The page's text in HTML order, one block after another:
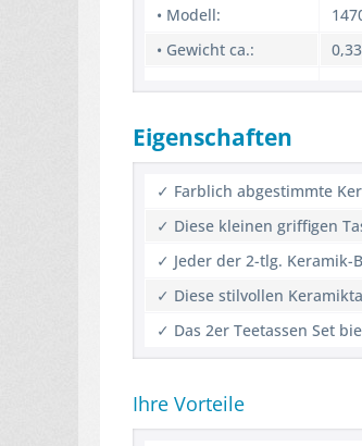
• Modell:
• Gewicht ca.:
Eigenschaften
✓ Farblich abgestimmte
✓ Diese kleinen griffigen
✓ Jeder der 2-tlg. Keramik-
✓ Diese stilvollen
✓ Das 2er Teetassen Set
Ihre Vorteile